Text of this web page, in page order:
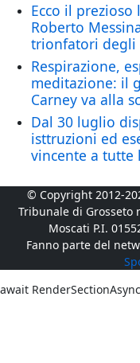
Ecco il
Roberto
trionfatori degli
Respirazione,
meditazione: il
Carney va alla
Dal 30 luglio
isttruzioni ed
vincente a tutte
© Copyright 2012-
Tribunale di Grosseto
Moscati P.I.
Fanno parte del
await